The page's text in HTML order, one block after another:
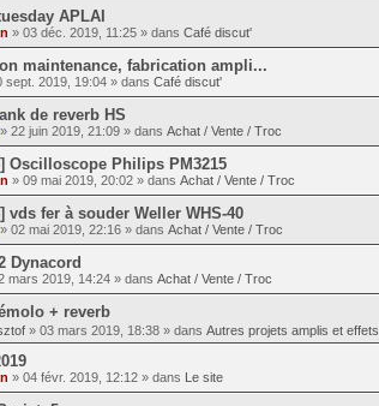
APLAI
» 03 déc. 2019, 11:25 » dans Café discut'
maintenance, fabrication ampli...
sept. 2019, 19:04 » dans Café discut'
de reverb HS
» 22 juin 2019, 21:09 » dans Achat / Vente / Troc
Oscilloscope Philips PM3215
» 09 mai 2019, 20:02 » dans Achat / Vente / Troc
vds fer à souder Weller WHS-40
» 02 mai 2019, 22:16 » dans Achat / Vente / Troc
Dynacord
mars 2019, 14:24 » dans Achat / Vente / Troc
+ reverb
» 03 mars 2019, 18:38 » dans Autres projets amplis et effets
» 04 févr. 2019, 12:12 » dans Le site